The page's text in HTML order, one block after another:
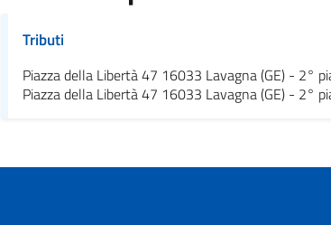
Tributi
Piazza della Libertà 47 16033 Lavagna (GE) - 2°
Piazza della Libertà 47 16033 Lavagna (GE) - 2°